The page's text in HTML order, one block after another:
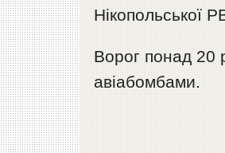
Нікопольської
Ворог понад 20
авіабомбами.